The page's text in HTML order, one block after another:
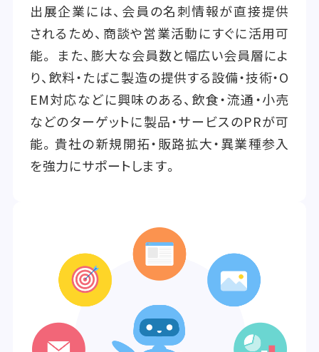
出展企業には、会員の名刺情報が直接提供
されるため、商談や営業活動にすぐに活用可
能。 また、膨大な会員数と幅広い会員層によ
り、飲料・たばこ製造の提供する設備・技術・O
EM対応などに興味のある、飲食・流通・小売
などのターゲットに製品・サービスのPRが可
能。貴社の新規開拓・販路拡大・異業種参入
を強力にサポートします。